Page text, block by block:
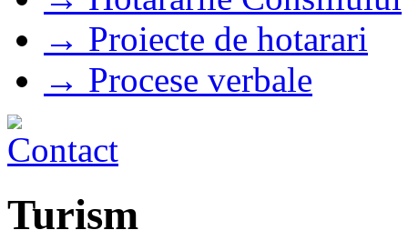
→ Proiecte de hotarari
→ Procese verbale
Turism